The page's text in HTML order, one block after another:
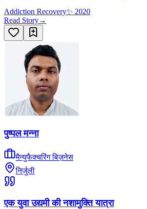
Addiction Recovery✨ 2020
Read Story→
पुष्पल मन्ना
मैन्युफैक्चरिंग बिज़नेस
निर्जुली
एक युवा उद्यमी की नशामुक्ति यात्रा